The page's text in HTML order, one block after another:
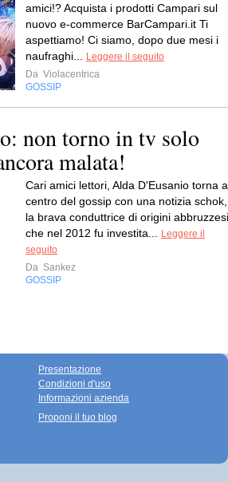
amici!? Acquista i prodotti Campari sul
nuovo e-commerce BarCampari.it Ti
aspettiamo! Ci siamo, dopo due mesi i
naufraghi...
Leggere il seguito
Da Violacentrica
GOSSIP
non torno in tv solo
malata!
Cari amici lettori, Alda D'Eusanio torna
centro del gossip con una notizia schok,
la brava conduttrice di origini
che nel 2012 fu investita...
Leggere il
seguito
Da Sankez
GOSSIP
Presentazione
Condizioni d'uso
Informazioni azienda
Proponi il tuo blog